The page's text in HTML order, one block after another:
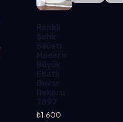
₺1,600